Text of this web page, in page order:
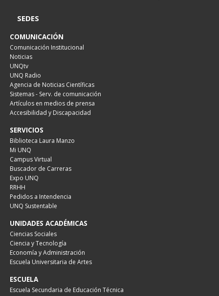
SEDES
COMUNICACIÓN
Comunicación Institucional
Noticias
UNQtv
UNQ Radio
Agencia de Noticias Científicas
Sistemas - Serv. de comunicación
Artículos en medios de prensa
Accesibilidad y Discapacidad
SERVICIOS
Biblioteca Laura Manzo
Mi UNQ
Campus Virtual
Buscador de Carreras
Expo UNQ
RRHH
Pedidos a Intendencia
UNQ Sustentable
UNIDADES ACADÉMICAS
Ciencias Sociales
Ciencia y Tecnología
Economía y Administración
Escuela Universitaria de Artes
ESCUELA
Escuela Secundaria de Educación Técnica